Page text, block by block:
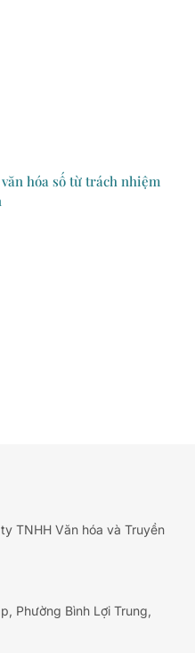
hóa số từ trách nhiệm
TNHH Văn hóa và Truyền
Phường Bình Lợi Trung,